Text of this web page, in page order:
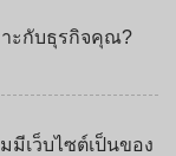
าะกับธุรกิจคุณ?
มีเว็บไซต์เป็นของ